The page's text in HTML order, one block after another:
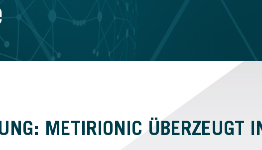
METIRIONIC ÜBERZEUGT